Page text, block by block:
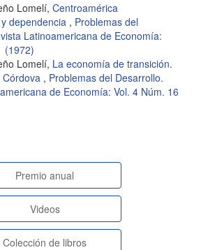
Lomelí, Centroamérica
dependencia , Problemas del
Latinoamericana de Economía:
(1972)
Lomelí, La economía de transición.
, Problemas del Desarrollo.
de Economía: Vol. 4 Núm. 16
Premio anual
Videos
Colección de libros